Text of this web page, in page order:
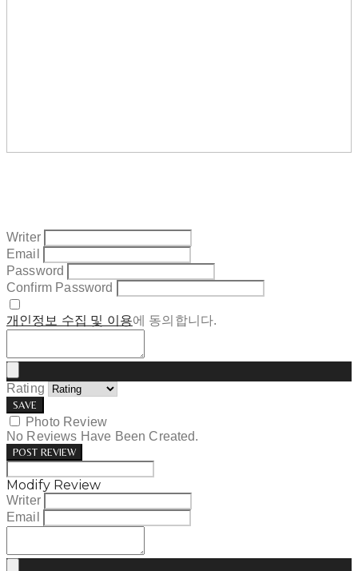
Writer
Email
Password
Confirm Password
개인정보 수집 및 이용에 동의합니다.
Rating
SAVE
Photo Review
No Reviews Have Been Created.
POST REVIEW
Modify Review
Writer
Email